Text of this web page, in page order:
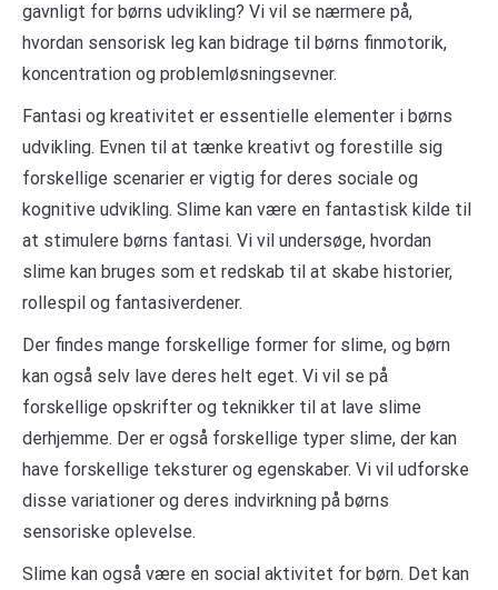
gavnligt for børns udvikling? Vi vil se nærmere på,
hvordan sensorisk leg kan bidrage til børns finmotorik,
koncentration og problemløsningsevner.
Fantasi og kreativitet er essentielle elementer i børns
udvikling. Evnen til at tænke kreativt og forestille sig
forskellige scenarier er vigtig for deres sociale og
kognitive udvikling. Slime kan være en fantastisk kilde til
at stimulere børns fantasi. Vi vil undersøge, hvordan
slime kan bruges som et redskab til at skabe historier,
rollespil og fantasiverdener.
Der findes mange forskellige former for slime, og børn
kan også selv lave deres helt eget. Vi vil se på
forskellige opskrifter og teknikker til at lave slime
derhjemme. Der er også forskellige typer slime, der kan
have forskellige teksturer og egenskaber. Vi vil udforske
disse variationer og deres indvirkning på børns
sensoriske oplevelse.
Slime kan også være en social aktivitet for børn. Det kan